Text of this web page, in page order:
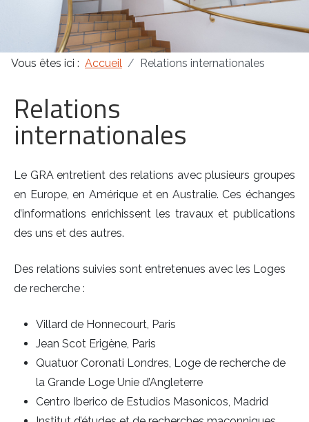
Vous êtes ici : Accueil Relations internationales
Relations
internationales
Le GRA entretient des relations avec plusieurs groupes
en Europe, en Amérique et en Australie. Ces échanges
d’informations enrichissent les travaux et publications
des uns et des autres.
Des relations suivies sont entretenues avec les Loges
de recherche :
Villard de Honnecourt, Paris
Jean Scot Erigène, Paris
Quatuor Coronati Londres, Loge de recherche de
la Grande Loge Unie d’Angleterre
Centro Iberico de Estudios Masonicos, Madrid
Masonica 47
Masonica 46
Masonica 45